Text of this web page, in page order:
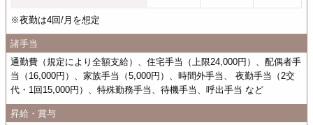
※夜勤は4回/月を想定
諸手当
通勤費（規定により全額支給）、住宅手当（上限24,000円）、配偶者手
当（16,000円）、家族手当（5,000円）、時間外手当、 夜勤手当（2交
代・1回15,000円）、特殊勤務手当、待機手当、呼出手当 など
昇給・賞与